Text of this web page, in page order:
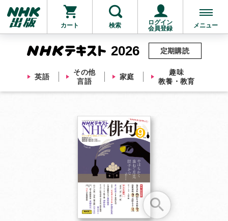
カート 検索
ログイン
会員登録
メニュー
2026
英語
その他
言語
家庭
趣味
教養・教育
定期購読
他にも商品を買う